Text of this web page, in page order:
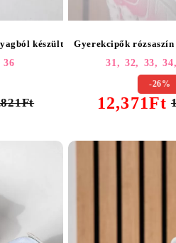
készült Amaris #25440
36
Gyerekcipők
31, 32, 33, 34,
-26%
12,371Ft